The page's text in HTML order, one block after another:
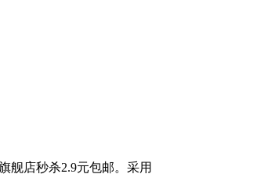
舰店秒杀2.9元包邮。采用